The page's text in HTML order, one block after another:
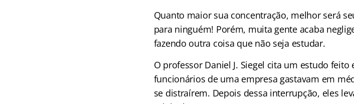
Quanto maior sua concentração, melhor será
para ninguém! Porém, muita gente acaba
fazendo outra coisa que não seja estudar.
O professor Daniel J. Siegel cita um estudo
funcionários de uma empresa gastavam em
se distraírem. Depois dessa interrupção, eles